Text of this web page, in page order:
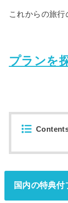
これからの旅行
プランを
国内の特典付